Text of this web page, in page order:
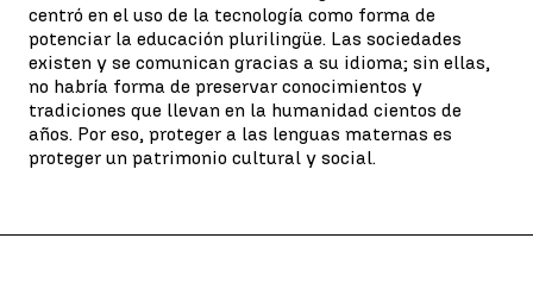
centró en el uso de la tecnología como forma de
potenciar la educación plurilingüe. Las sociedades
existen y se comunican gracias a su idioma; sin ellas,
no habría forma de preservar conocimientos y
tradiciones que llevan en la humanidad cientos de
años. Por eso, proteger a las lenguas maternas es
proteger un patrimonio cultural y social.